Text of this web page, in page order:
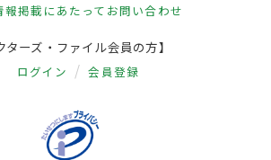
報掲載にあたって お問い合わせ
ターズ・ファイル会員の方】
ログイン 会員登録